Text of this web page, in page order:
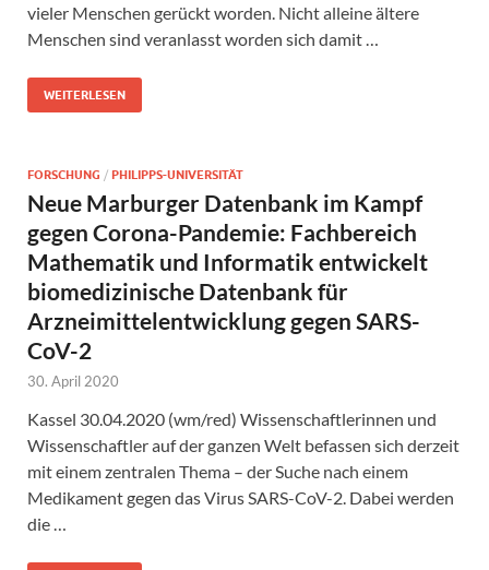
vieler Menschen gerückt worden. Nicht alleine ältere
Menschen sind veranlasst worden sich damit …
WEITERLESEN
FORSCHUNG / PHILIPPS-UNIVERSITÄT
Neue Marburger Datenbank im Kampf
gegen Corona-Pandemie: Fachbereich
Mathematik und Informatik entwickelt
biomedizinische Datenbank für
Arzneimittelentwicklung gegen SARS-
CoV-2
30. April 2020
Kassel 30.04.2020 (wm/red) Wissenschaftlerinnen und
Wissenschaftler auf der ganzen Welt befassen sich derzeit
mit einem zentralen Thema – der Suche nach einem
Medikament gegen das Virus SARS-CoV-2. Dabei werden
die …